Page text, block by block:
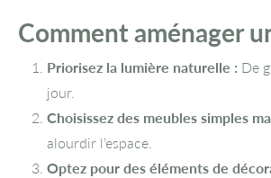
Comment aménager
Priorisez la lumière naturelle : De
jour.
Choisissez des meubles simples
alourdir l’espace.
Optez pour des éléments de